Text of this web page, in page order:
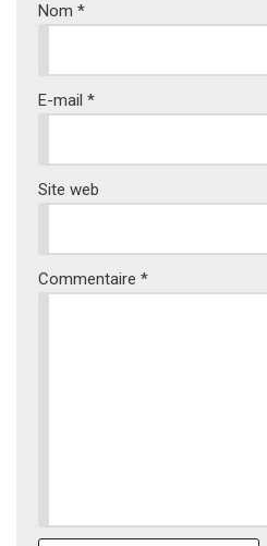
Nom *
E-mail *
Site web
Commentaire *